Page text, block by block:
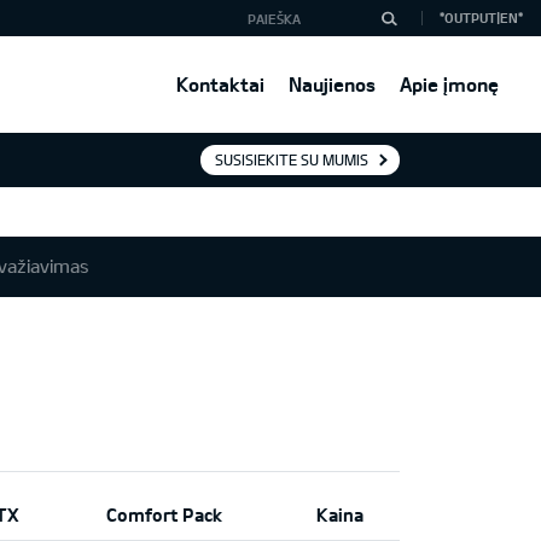
Kontaktai Naujienos Apie įmonę
*OUTPUT|EN*
SUSISIEKITE SU MUMIS
Comfort Pack Kaina